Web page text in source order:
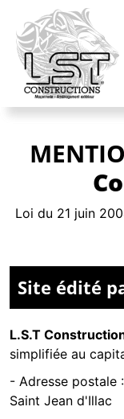
Loi du 21 juin
Site édité
L.S.T
simplifiée au
- Adresse postale :
Saint Jean d'Illac